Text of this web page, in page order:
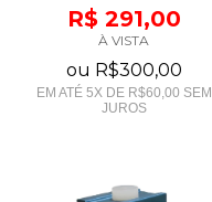
R$ 291,00
À VISTA
ou R$300,00
EM ATÉ 5X DE R$60,00 SEM
JUROS